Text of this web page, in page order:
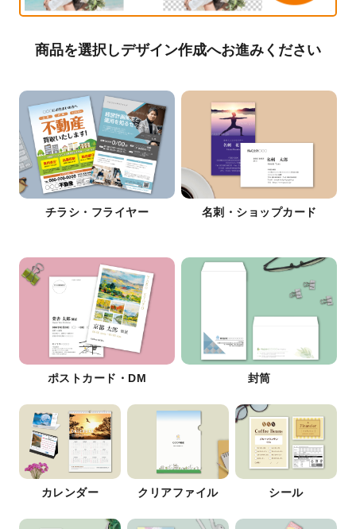
商品を選択しデザイン作成へお進みください
チラシ・フライヤー 名刺・ショップカード
ポストカード・DM 封筒
カレンダー クリアファイル シール